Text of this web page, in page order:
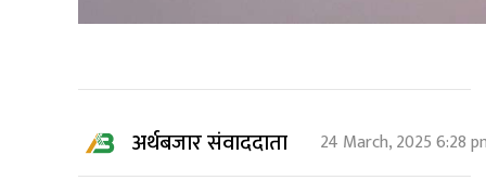
अर्थबजार संवाददाता 24 March, 2025 6:28